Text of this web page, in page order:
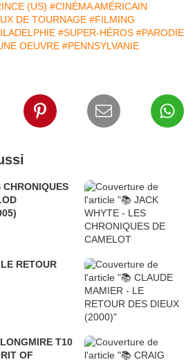
(US) #CINÉMA AMÉRICAIN
DE TOURNAGE #FILMING
#SUPER-HÉROS #PARODIE
OEUVRE #PENNSYLVANIE
RETOUR
T10
OF